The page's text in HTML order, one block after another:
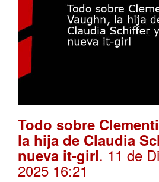
Todo sobre
la hija de Claudia
nueva it-girl. 11 de
2025 16:21